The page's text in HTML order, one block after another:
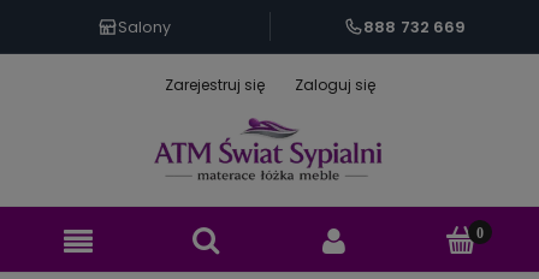
Salony 888 732 669
Zarejestruj się Zaloguj się